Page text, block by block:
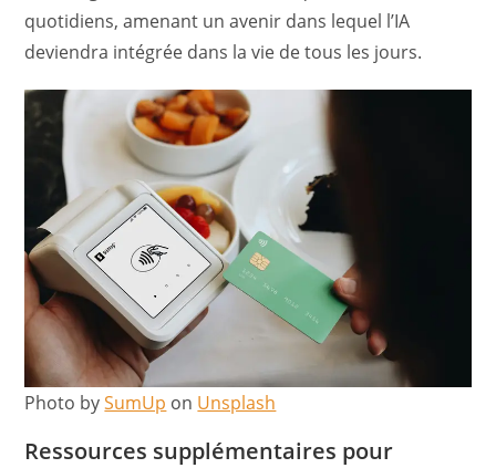
quotidiens, amenant un avenir dans lequel l’IA
deviendra intégrée dans la vie de tous les jours.
Photo bySumUp on Unsplash
Ressources supplémentaires pour